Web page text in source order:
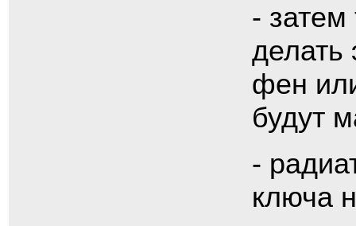
- затем
делать
фен
будут
-
ключа